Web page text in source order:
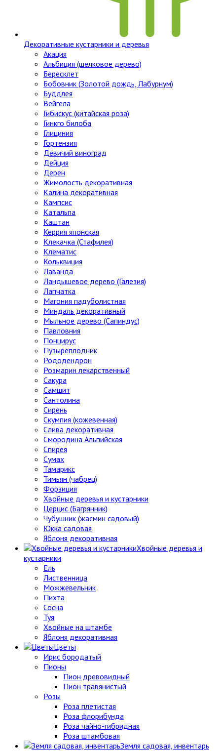
Декоративные кустарники и деревья
Акация
Альбиция (шелковое дерево)
Бересклет
Бобовник (Золотой дождь, Лабурнум)
Буддлея
Вейгела
Гибискус (китайская роза)
Гинкго билоба
Глициния
Гортензия
Девичий виноград
Дейция
Дерен
Жимолость декоративная
Калина декоративная
Кампсис
Катальпа
Каштан
Керрия японская
Клекачка (Стафилея)
Клематис
Кольквиция
Лаванда
Ландышевое дерево (Галезия)
Лапчатка
Магония падуболистная
Миндаль декоративный
Мыльное дерево (Сапиндус)
Павловния
Понцирус
Пузыреплодник
Рододендрон
Розмарин лекарственный
Сакура
Самшит
Сантолина
Сирень
Скумпия (кожевенная)
Слива декоративная
Смородина Альпийская
Спирея
Сумах
Тамарикс
Тимьян (чабрец)
Форзиция
Хвойные деревья и кустарники
Церцис (Багрянник)
Чубушник (жасмин садовый)
Юкка садовая
Яблоня декоративная
Хвойные деревья и
кустарники
Ель
Лиственница
Можжевельник
Пихта
Сосна
Туя
Хвойные на штамбе
Яблоня декоративная
Цветы
Ирис бородатый
Пионы
Пион древовидный
Пион травянистый
Розы
Роза плетистая
Роза флорибунда
Роза чайно-гибридная
Роза штамбовая
Земля садовая, инвентарь